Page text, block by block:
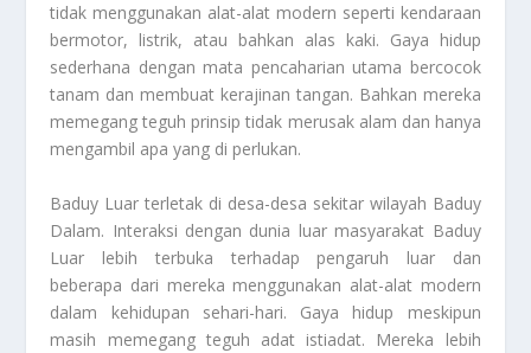
tidak menggunakan alat-alat modern seperti kendaraan
bermotor, listrik, atau bahkan alas kaki. Gaya hidup
sederhana dengan mata pencaharian utama bercocok
tanam dan membuat kerajinan tangan. Bahkan mereka
memegang teguh prinsip tidak merusak alam dan hanya
mengambil apa yang di perlukan.
Baduy Luar terletak di desa-desa sekitar wilayah Baduy
Dalam. Interaksi dengan dunia luar masyarakat Baduy
Luar lebih terbuka terhadap pengaruh luar dan
beberapa dari mereka menggunakan alat-alat modern
dalam kehidupan sehari-hari. Gaya hidup meskipun
masih memegang teguh adat istiadat. Mereka lebih